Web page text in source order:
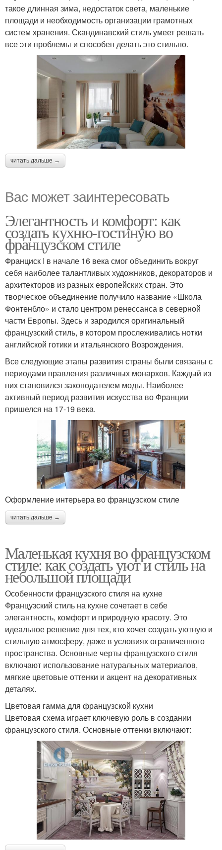
такое длинная зима, недостаток света, маленькие
площади и необходимость организации грамотных
систем хранения. Скандинавский стиль умеет решать
все эти проблемы и способен делать это стильно.
читать дальше →
Вас может заинтересовать
Элегантность и комфорт: как
создать кухню-гостиную во
французском стиле
Франциск I в начале 16 века смог объединить вокруг
себя наиболее талантливых художников, декораторов и
архитекторов из разных европейских стран. Это
творческое объединение получило название «Школа
Фонтенбло» и стало центром ренессанса в северной
части Европы. Здесь и зародился оригинальный
французский стиль, в котором прослеживались нотки
английской готики и итальянского Возрождения.
Все следующие этапы развития страны были связаны с
периодами правления различных монархов. Каждый из
них становился законодателем моды. Наиболее
активный период развития искусства во Франции
пришелся на 17-19 века.
Оформление интерьера во французском стиле
читать дальше →
Маленькая кухня во французском
стиле: как создать уют и стиль на
небольшой площади
Особенности французского стиля на кухне
Французский стиль на кухне сочетает в себе
элегантность, комфорт и природную красоту. Это
идеальное решение для тех, кто хочет создать уютную и
стильную атмосферу, даже в условиях ограниченного
пространства. Основные черты французского стиля
включают использование натуральных материалов,
мягкие цветовые оттенки и акцент на декоративных
деталях.
Цветовая гамма для французской кухни
Цветовая схема играет ключевую роль в создании
французского стиля. Основные оттенки включают: